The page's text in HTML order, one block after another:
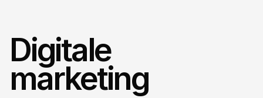
Digitale
marketing